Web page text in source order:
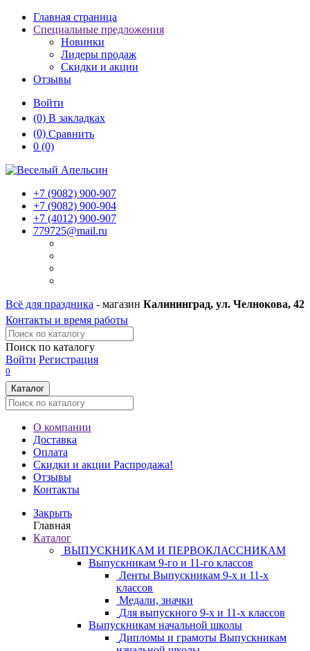
Главная страница
Специальные предложения
Новинки
Лидеры продаж
Скидки и акции
Отзывы
Войти
(0) В закладках
(0) Сравнить
0 (0)
+7 (9082) 900-907
+7 (9082) 900-904
+7 (4012) 900-907
779725@mail.ru
Всё для праздника - магазин Калининград, ул. Челнокова, 42
Контакты и время работы
Поиск по каталогу
Войти Регистрация
0
Каталог
О компании
Доставка
Оплата
Скидки и акции Распродажа!
Отзывы
Контакты
Закрыть
Главная
Каталог
ВЫПУСКНИКАМ И ПЕРВОКЛАССНИКАМ
Выпускникам 9-го и 11-го классов
Ленты Выпускникам 9-х и 11-х
классов
Медали, значки
Для выпускного 9-х и 11-х классов
Выпускникам начальной школы
Дипломы и грамоты Выпускникам